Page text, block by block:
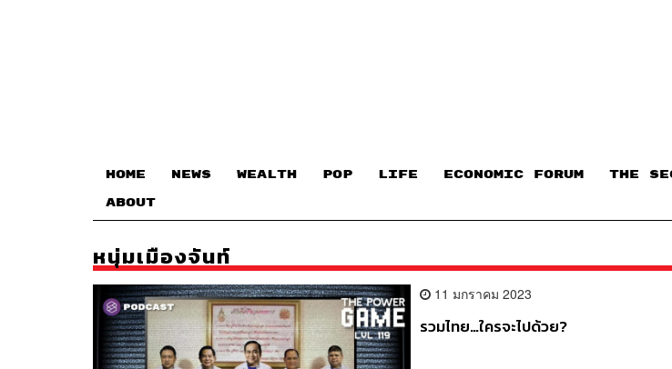
HOME NEWS WEALTH POP LIFE ECONOMIC FORUM THE
ABOUT
หนุ่มเมืองจันท์
11 มกราคม 2023
รวมไทย…ใครจะไปด้วย?